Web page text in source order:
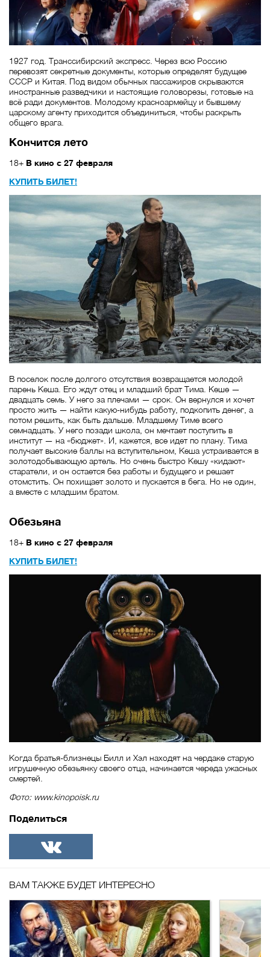
1927 год. Транссибирский экспресс. Через всю Россию
перевозят секретные документы, которые определят будущее
СССР и Китая. Под видом обычных пассажиров скрываются
иностранные разведчики и настоящие головорезы, готовые на
всё ради документов. Молодому красноармейцу и бывшему
царскому агенту приходится объединиться, чтобы раскрыть
общего врага.
Кончится лето
18+ В кино с 27 февраля
КУПИТЬ БИЛЕТ!
В поселок после долгого отсутствия возвращается молодой
парень Кеша. Его ждут отец и младший брат Тима. Кеше —
двадцать семь. У него за плечами — срок. Он вернулся и хочет
просто жить — найти какую-нибудь работу, подкопить денег, а
потом решить, как быть дальше. Младшему Тиме всего
семнадцать. У него позади школа, он мечтает поступить в
институт — на «бюджет». И, кажется, все идет по плану. Тима
получает высокие баллы на вступительном, Кеша устраивается в
золотодобывающую артель. Но очень быстро Кешу «кидают»
старатели, и он остается без работы и будущего и решает
отомстить. Он похищает золото и пускается в бега. Но не один,
а вместе с младшим братом.
Обезьяна
18+ В кино с 27 февраля
КУПИТЬ БИЛЕТ!
Когда братья-близнецы Билл и Хэл находят на чердаке старую
игрушечную обезьянку своего отца, начинается череда ужасных
смертей.
Фото: www.kinopoisk.ru
Поделиться
ВАМ ТАКЖЕ БУДЕТ ИНТЕРЕСНО